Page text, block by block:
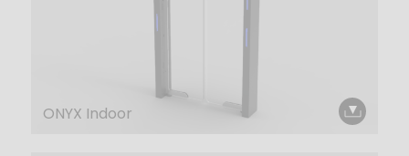
ONYX Indoor